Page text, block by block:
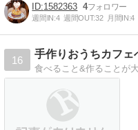
1582363 4
週間IN:4 週間OUT:32 月間IN:4
16
手作りおうちカフェ